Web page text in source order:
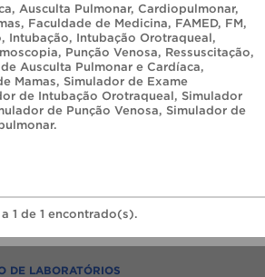
, Ausculta Pulmonar, Cardiopulmonar,
, Faculdade de Medicina, FAMED, FM,
, Intubação, Intubação Orotraqueal,
, Punção Venosa, Ressuscitação,
Ausculta Pulmonar e Cardíaca,
Mamas, Simulador de Exame
de Intubação Orotraqueal, Simulador
de Punção Venosa, Simulador de
.
1 de 1 encontrado(s).
DE LABORATÓRIOS